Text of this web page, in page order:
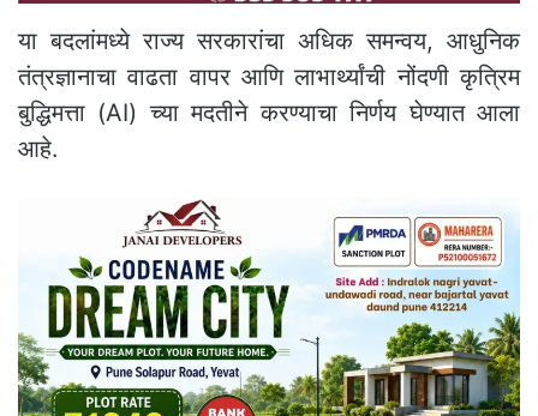
या बदलांमध्ये राज्य सरकारांचा अधिक समन्वय, आधुनिक
तंत्रज्ञानाचा वाढता वापर आणि लाभार्थ्यांची नोंदणी कृत्रिम
बुद्धिमत्ता (AI) च्या मदतीने करण्याचा निर्णय घेण्यात आला
आहे.